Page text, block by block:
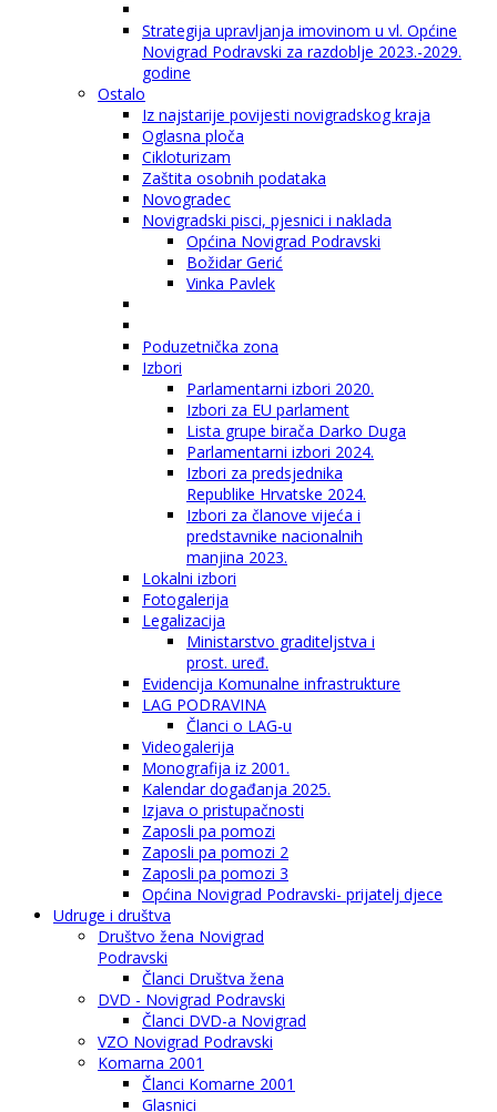
Strategija upravljanja imovinom u vl. Općine
Novigrad Podravski za razdoblje 2023.-2029.
godine
Ostalo
Iz najstarije povijesti novigradskog kraja
Oglasna ploča
Cikloturizam
Zaštita osobnih podataka
Novogradec
Novigradski pisci, pjesnici i naklada
Općina Novigrad Podravski
Božidar Gerić
Vinka Pavlek
Poduzetnička zona
Izbori
Parlamentarni izbori 2020.
Izbori za EU parlament
Lista grupe birača Darko Duga
Parlamentarni izbori 2024.
Izbori za predsjednika
Republike Hrvatske 2024.
Izbori za članove vijeća i
predstavnike nacionalnih
manjina 2023.
Lokalni izbori
Fotogalerija
Legalizacija
Ministarstvo graditeljstva i
prost. uređ.
Evidencija Komunalne infrastrukture
LAG PODRAVINA
Članci o LAG-u
Videogalerija
Monografija iz 2001.
Kalendar događanja 2025.
Izjava o pristupačnosti
Zaposli pa pomozi
Zaposli pa pomozi 2
Zaposli pa pomozi 3
Općina Novigrad Podravski- prijatelj djece
Udruge i društva
Društvo žena Novigrad
Podravski
Članci Društva žena
DVD - Novigrad Podravski
Članci DVD-a Novigrad
VZO Novigrad Podravski
Komarna 2001
Članci Komarne 2001
Glasnici